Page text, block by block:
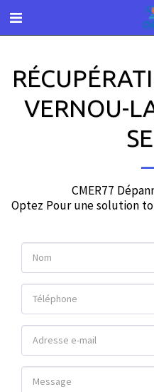
VERNOU-
CMER77
Optez Pour une solution